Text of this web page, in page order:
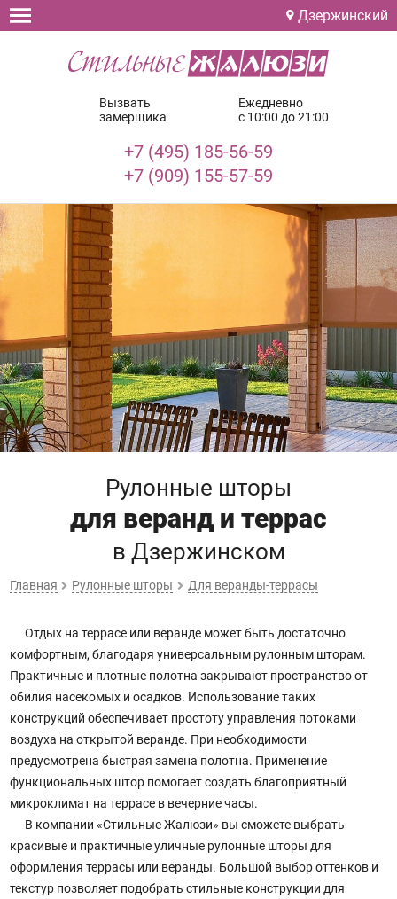
Дзержинский
Вызвать
замерщика
Ежедневно
с 10:00 до 21:00
+7 (495) 185-56-59
+7 (909) 155-57-59
Рулонные шторы
для веранд и террас
в Дзержинском
Главная Рулонные шторы Для веранды-террасы
Отдых на террасе или веранде может быть достаточно
комфортным, благодаря универсальным рулонным шторам.
Практичные и плотные полотна закрывают пространство от
обилия насекомых и осадков. Использование таких
конструкций обеспечивает простоту управления потоками
воздуха на открытой веранде. При необходимости
предусмотрена быстрая замена полотна. Применение
функциональных штор помогает создать благоприятный
микроклимат на террасе в вечерние часы.
В компании «Стильные Жалюзи» вы сможете выбрать
красивые и практичные уличные рулонные шторы для
оформления террасы или веранды. Большой выбор оттенков и
текстур позволяет подобрать стильные конструкции для